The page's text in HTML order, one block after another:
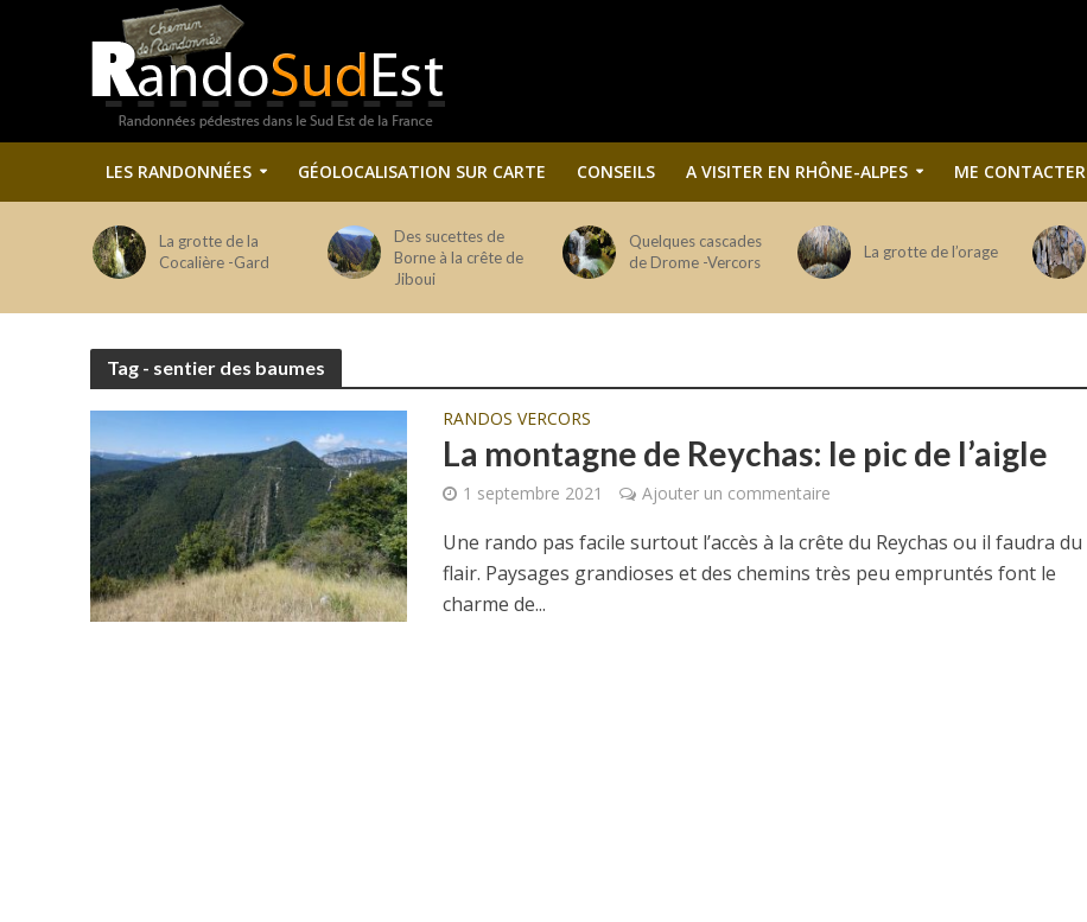
LES RANDONNÉES GÉOLOCALISATION SUR CARTE CONSEILS A VISITER EN RHÔNE-ALPES ME CONTACTER
La grotte de la
Cocalière -Gard
Des sucettes de
Borne à la crête de
Jiboui
Quelques cascades
de Drome -Vercors
La grotte de l’orage
Tag - sentier des baumes
RANDOS VERCORS
La montagne de Reychas: le pic de l’aigle
1 septembre 2021 Ajouter un commentaire
Une rando pas facile surtout l’accès à la crête du Reychas ou il faudra du
flair. Paysages grandioses et des chemins très peu empruntés font le
charme de...